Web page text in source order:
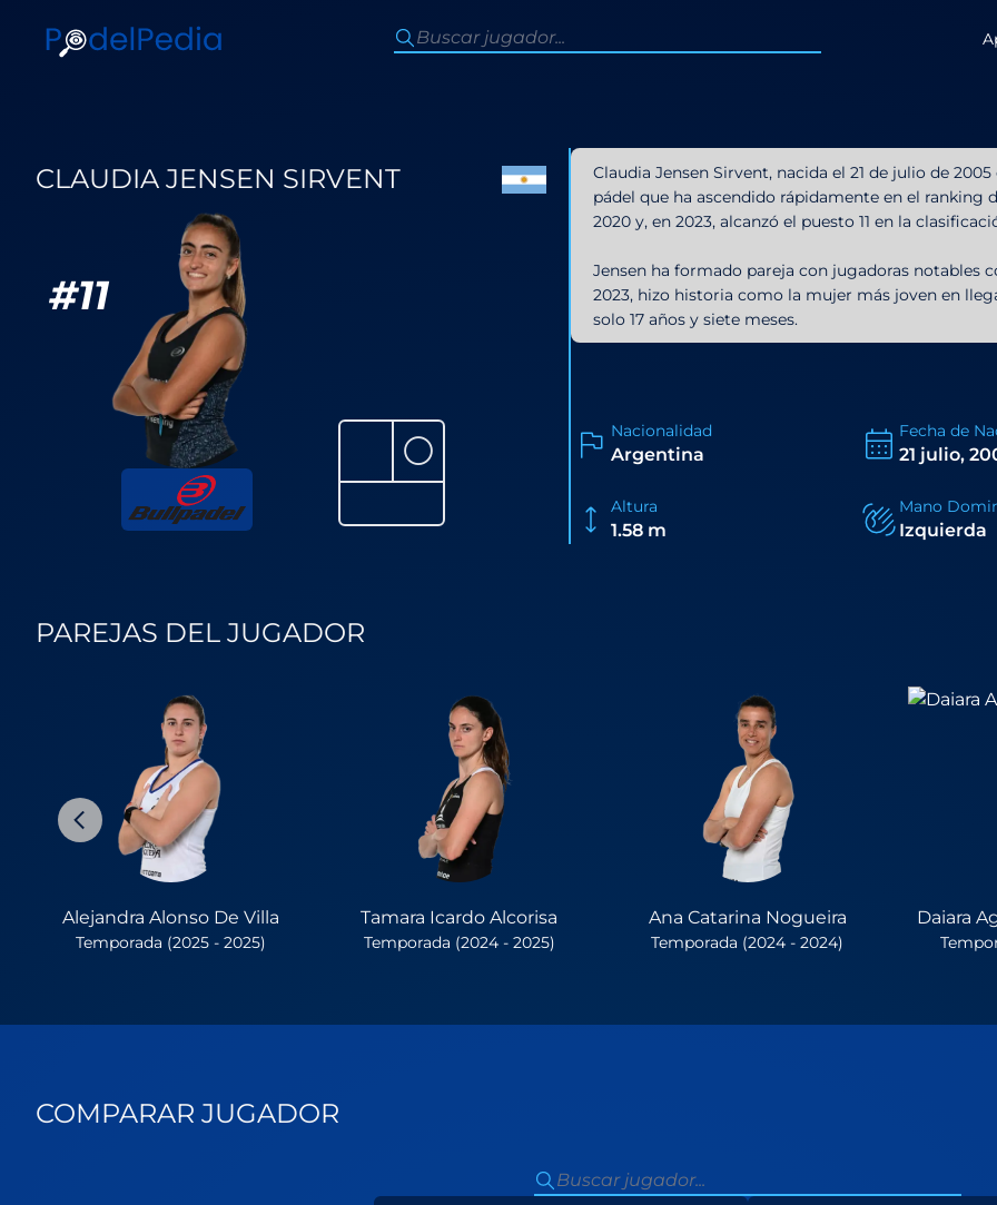
CLAUDIA JENSEN SIRVENT
#11
⚪
Claudia Jensen Sirvent, nacida el 21 de julio de
pádel que ha ascendido rápidamente en el ranking
2020 y, en 2023, alcanzó el puesto 11 en la
Jensen ha formado pareja con jugadoras notables
2023, hizo historia como la mujer más joven en
solo 17 años y siete meses.
Nacionalidad
Argentina
Fecha de
21 julio,
Altura
1.58 m
Mano
Izquierda
PAREJAS DEL JUGADOR
Alejandra Alonso De Villa
Temporada (2025 - 2025)
Tamara Icardo Alcorisa
Temporada (2024 - 2025)
Ana Catarina Nogueira
Temporada (2024 - 2024)
Daiara
COMPARAR JUGADOR